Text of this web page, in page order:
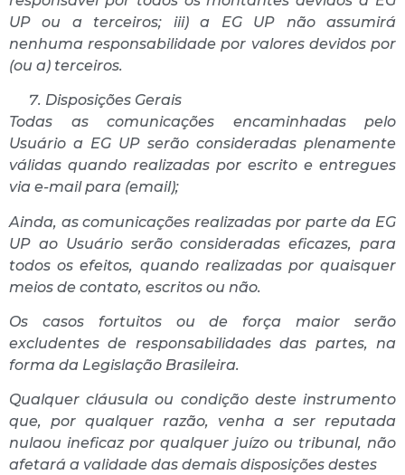
UP ou a terceiros; iii) a EG UP não assumirá
nenhuma responsabilidade por valores devidos por
(ou a) terceiros.
Disposições Gerais
Todas as comunicações encaminhadas pelo
Usuário a EG UP serão consideradas plenamente
válidas quando realizadas por escrito e entregues
via e-mail para (email);
Ainda, as comunicações realizadas por parte da EG
UP ao Usuário serão consideradas eficazes, para
todos os efeitos, quando realizadas por quaisquer
meios de contato, escritos ou não.
Os casos fortuitos ou de força maior serão
excludentes de responsabilidades das partes, na
forma da Legislação Brasileira.
Qualquer cláusula ou condição deste instrumento
que, por qualquer razão, venha a ser reputada
nulaou ineficaz por qualquer juízo ou tribunal, não
afetará a validade das demais disposições destes